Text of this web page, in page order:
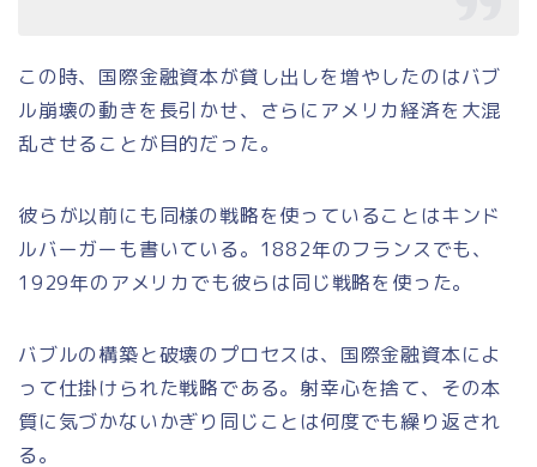
この時、国際金融資本が貸し出しを増やしたのはバブ
ル崩壊の動きを長引かせ、さらにアメリカ経済を大混
乱させることが目的だった。
彼らが以前にも同様の戦略を使っていることはキンド
ルバーガーも書いている。1882年のフランスでも、
1929年のアメリカでも彼らは同じ戦略を使った。
バブルの構築と破壊のプロセスは、国際金融資本によ
って仕掛けられた戦略である。射幸心を捨て、その本
質に気づかないかぎり同じことは何度でも繰り返され
る。